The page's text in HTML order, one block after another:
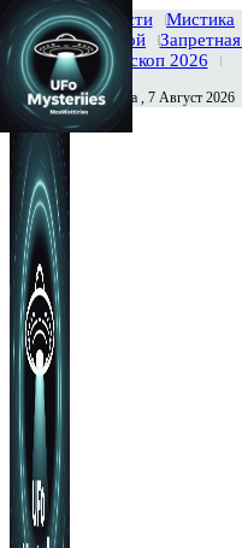
Главная Новости Мистика
Тайны вселенной
История
Гороскоп 2026
Сегодня Пятница , 7 Август 2026